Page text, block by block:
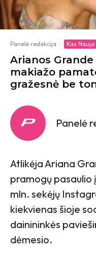
Panelė redakcija · Kas Naujo
Arianos
makiažo
gražesnė be
Panelė
Atlikėja Ariana
pramogų pasaulio
mln. sekėjų
kiekvienas šioje
dainininkės
dėmesio.